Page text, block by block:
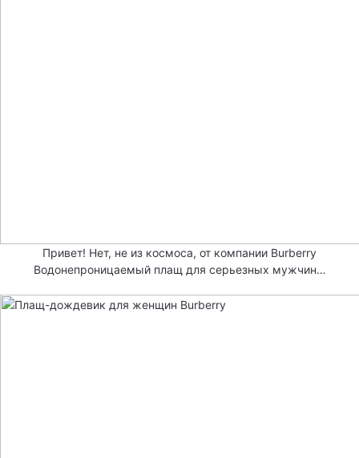
Привет! Нет, не из космоса, от компании Burberry
Водонепроницаемый плащ для серьезных мужчин…